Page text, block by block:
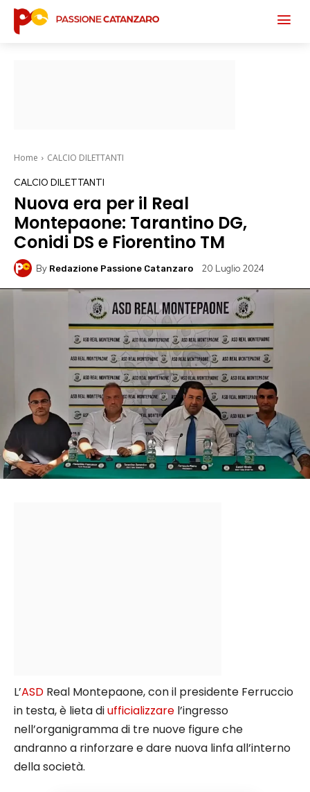
Home CALCIO DILETTANTI
CALCIO DILETTANTI
Nuova era per il Real
Montepaone: Tarantino DG,
Conidi DS e Fiorentino TM
By Redazione Passione Catanzaro 20 Luglio 2024
L’ASD Real Montepaone, con il presidente Ferruccio
in testa, è lieta diufficializzare l’ingresso
nell’organigramma di tre nuove figure che
andranno a rinforzare e dare nuova linfa all’interno
della società.